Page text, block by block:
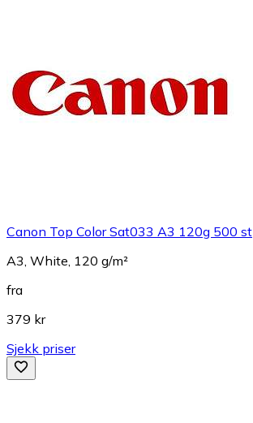
Canon Top Color Sat033 A3 120g 500 st
A3, White, 120 g/m²
fra
379 kr
Sjekk priser